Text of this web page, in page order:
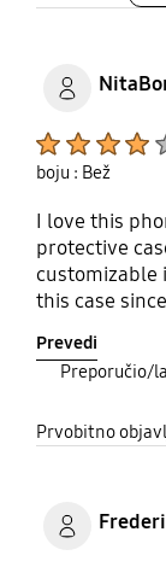
boju : Bež
I love this
protective
customizable
this case
that hold the
which could
Other
included but I
find one
Prevedi
Preporučio/
Prvobitno